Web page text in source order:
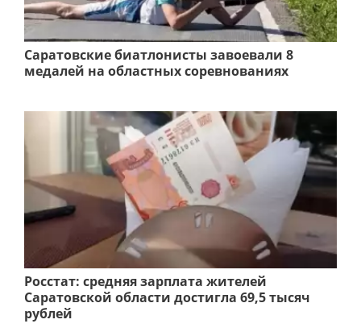
Саратовские биатлонисты завоевали 8
медалей на областных соревнованиях
Росстат: средняя зарплата жителей
Саратовской области достигла 69,5 тысяч
рублей